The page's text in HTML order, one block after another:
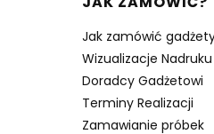
Jak zamówić
Wizualizacje Nadruku
Doradcy Gadżetowi
Terminy Realizacji
Zamawianie próbek